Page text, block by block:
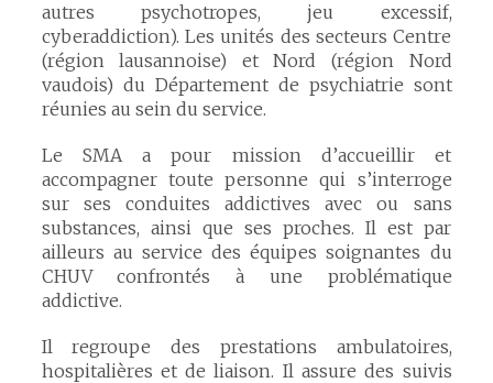
autres psychotropes, jeu excessif,
cyberaddiction). Les unités des secteurs Centre
(région lausannoise) et Nord (région Nord
vaudois) du Département de psychiatrie sont
réunies au sein du service.
Le SMA a pour mission d’accueillir et
accompagner toute personne qui s’interroge
sur ses conduites addictives avec ou sans
substances, ainsi que ses proches. Il est par
ailleurs au service des équipes soignantes du
CHUV confrontés à une problématique
addictive.
Il regroupe des prestations ambulatoires,
hospitalières et de liaison. Il assure des suivis